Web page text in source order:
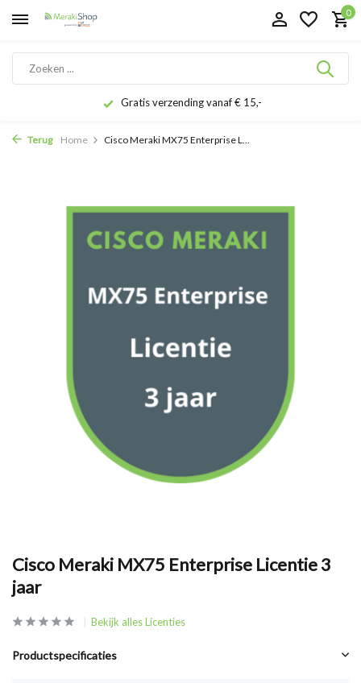
0
Gratis verzending vanaf € 15,-
Terug Home Cisco Meraki MX75 Enterprise L...
Cisco Meraki MX75 Enterprise Licentie 3
jaar
Bekijk alles Licenties
Productspecificaties